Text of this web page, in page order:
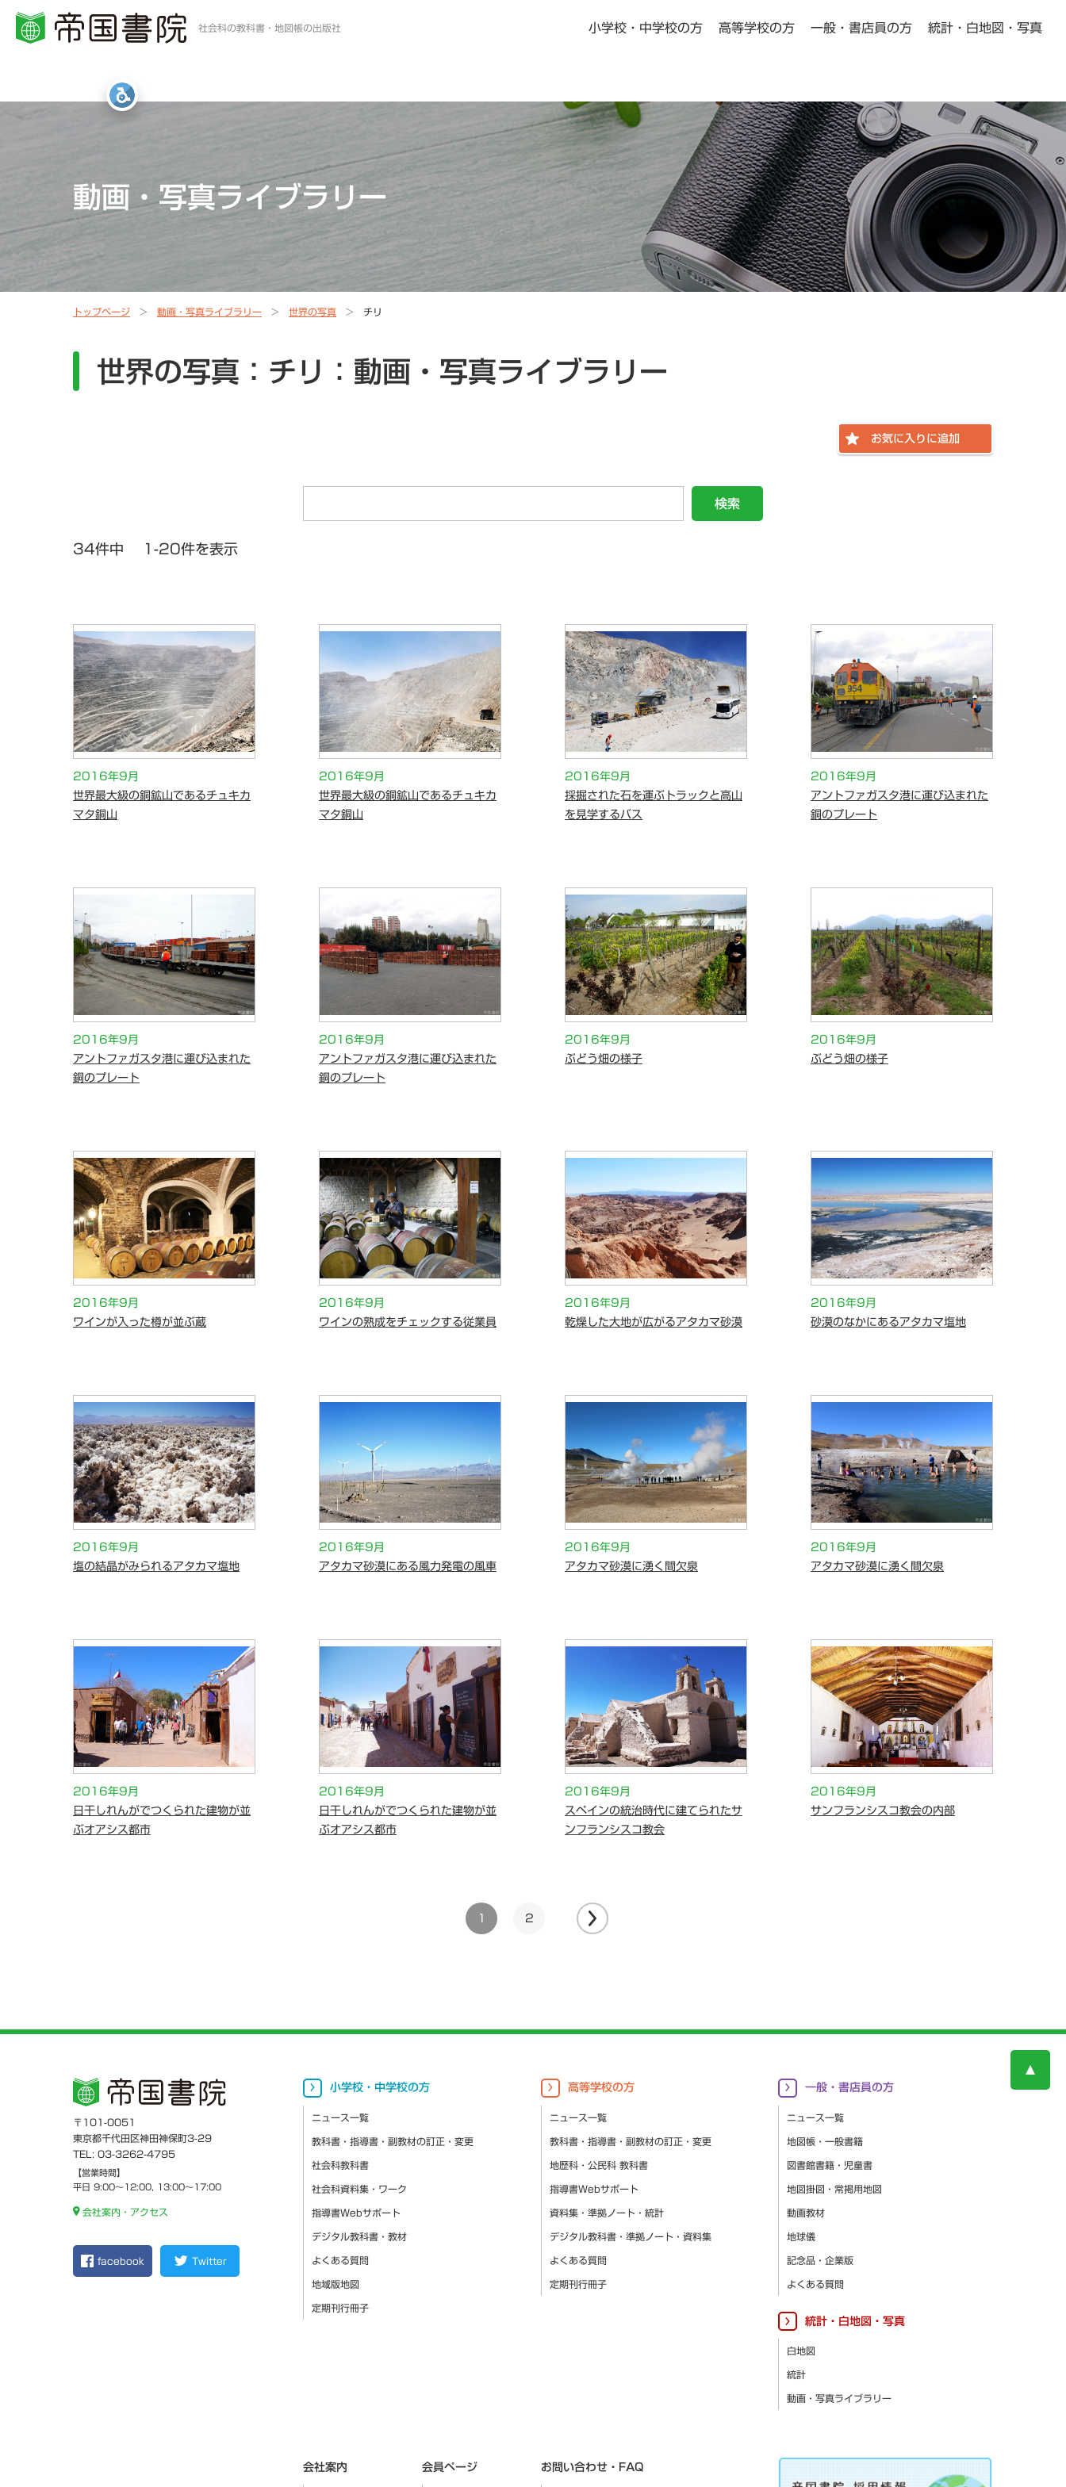
社会科の教科書・地図帳の出版社 小学校・中学校の方
社会科指導書
デジタル教科書・教材
教科書・指導書・副教材の訂正・更新
一般向け ニュース一覧
小学校・中学校の方向け
Pick Up
高等学校の方
地歴科・公民科 教科書 地歴科・公民科 指導書
資料集・準拠ノート・統計 デジタル教科書・準拠ノート・資料集
資料集Webサポート
定期刊行冊子 一般向け
高等学校の方向け
Pick Up
一般・書店員の方
図書館書籍・児童書 地図掛図・常掲用地図 動画教材
地図帳の記念品 ニュース一覧 よくある質問
統計・白地図・写真
動画・写真ライブラリー
トップページ 動画・写真ライブラリー 世界の写真 チリ
世界の写真：チリ：動画・写真ライブラリー
お気に入りに追加
検索
34件中 1-20件を表示
2016年9月
世界最大級の銅鉱山であるチュキカ
マタ銅山
2016年9月
世界最大級の銅鉱山であるチュキカ
マタ銅山
2016年9月
採掘された石を運ぶトラックと高山
を見学するバス
2016年9月
アントファガスタ港に運び込まれた
銅のプレート
2016年9月
アントファガスタ港に運び込まれた
銅のプレート
2016年9月
アントファガスタ港に運び込まれた
銅のプレート
2016年9月
ぶどう畑の様子
2016年9月
ぶどう畑の様子
2016年9月
ワインが入った樽が並ぶ蔵
2016年9月
ワインの熟成をチェックする従業員
2016年9月
乾燥した大地が広がるアタカマ砂漠
2016年9月
砂漠のなかにあるアタカマ塩地
2016年9月
塩の結晶がみられるアタカマ塩地
2016年9月
アタカマ砂漠にある風力発電の風車
2016年9月
アタカマ砂漠に湧く間欠泉
2016年9月
アタカマ砂漠に湧く間欠泉
2016年9月
日干しれんがでつくられた建物が並
ぶオアシス都市
2016年9月
日干しれんがでつくられた建物が並
ぶオアシス都市
2016年9月
スペインの統治時代に建てられたサ
ンフランシスコ教会
2016年9月
サンフランシスコ教会の内部
2
〒101-0051
東京都千代田区神田神保町3-29
TEL: 03-3262-4795
【営業時間】
平日 9:00～12:00, 13:00～17:00
会社案内・アクセス
facebook Twitter
小学校・中学校の方
ニュース一覧
教科書・指導書・副教材の訂正・変更
社会科教科書
社会科資料集・ワーク
指導書Webサポート
デジタル教科書・教材
よくある質問
地域版地図
定期刊行冊子
高等学校の方
ニュース一覧
教科書・指導書・副教材の訂正・変更
地歴科・公民科 教科書
指導書Webサポート
資料集・準拠ノート・統計
デジタル教科書・準拠ノート・資料集
よくある質問
定期刊行冊子
一般・書店員の方
ニュース一覧
地図帳・一般書籍
図書館書籍・児童書
地図掛図・常掲用地図
動画教材
地球儀
記念品・企業版
よくある質問
統計・白地図・写真
白地図
統計
動画・写真ライブラリー
会社案内 会員ページ お問い合わせ・FAQ